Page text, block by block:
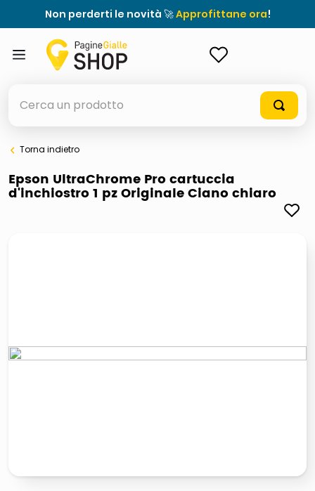
Non perderti le novità 🚀Approfittane ora!
elenchi telefonici
orologio parete
lucidatrice pavimenti
Torna indietro
Epson UltraChrome Pro cartuccia
d'inchiostro 1 pz Originale Ciano chiaro